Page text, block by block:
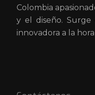
Colombia
y el diseño.
innovadora a la